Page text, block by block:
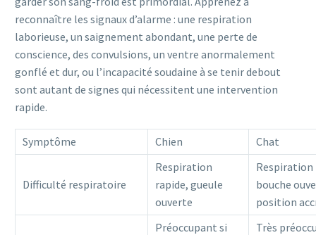
reconnaître les signaux d’alarme : une respiration
laborieuse, un saignement abondant, une perte de
conscience, des convulsions, un ventre anormalement
gonflé et dur, ou l’incapacité soudaine à se tenir debout
sont autant de signes qui nécessitent une intervention
rapide.
Symptôme Chien Chat
Difficulté respiratoire
Respiration
rapide, gueule
ouverte
Respiration
bouche
position
Préoccupant si
Très